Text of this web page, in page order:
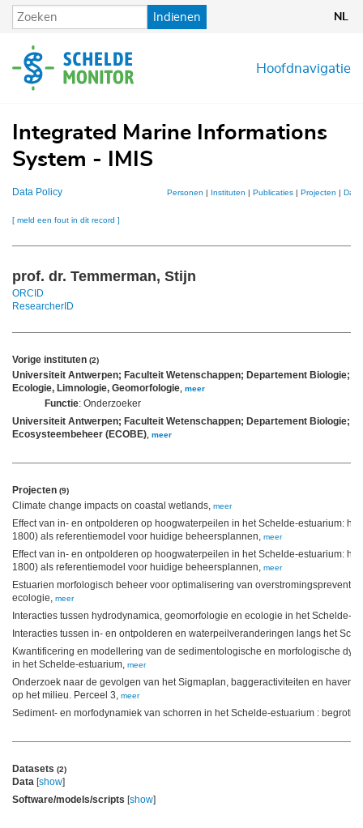
Overslaan
en
de
inhoud
Indienen NL
Hoofdnavigatie
Integrated Marine Informations
System - IMIS
Data Policy Personen | Instituten | Publicaties| Projecten |
[ meld een fout in dit record ]
prof. dr. Temmerman, Stijn
ORCID
ResearcherID
Vorige instituten (2)
Universiteit Antwerpen; Faculteit Wetenschappen; Departement Biologie;
Ecologie, Limnologie, Geomorfologie meer
Functie: Onderzoeker
Universiteit Antwerpen; Faculteit Wetenschappen; Departement Biologie;
Ecosysteembeheer (ECOBE) meer
Projecten (9)
Climate change impacts on coastal wetlands, meer
Effect van in- en ontpolderen op hoogwaterpeilen in het Schelde-estuarium:
1800) als referentiemodel voor huidige beheersplannen, meer
Effect van in- en ontpolderen op hoogwaterpeilen in het Schelde-estuarium:
1800) als referentiemodel voor huidige beheersplannen, meer
Estuarien morfologisch beheer voor optimalisering van
ecologie, meer
Interacties tussen hydrodynamica, geomorfologie en ecologie in het Schelde-
Interacties tussen in- en ontpolderen en waterpeilveranderingen langs het
Kwantificering en modellering van de sedimentologische en morfologische
in het Schelde-estuarium, meer
Onderzoek naar de gevolgen van het Sigmaplan, baggeractiviteiten en
op het milieu. Perceel 3, meer
Sediment- en morfodynamiek van schorren in het Schelde-estuarium :
Datasets (2)
Data [show]
Software/models/scripts [show]